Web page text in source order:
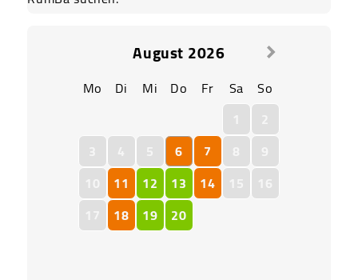
August2026
Mo Di Mi Do Fr Sa
So
6 7
11 12 13 14
18 19 20